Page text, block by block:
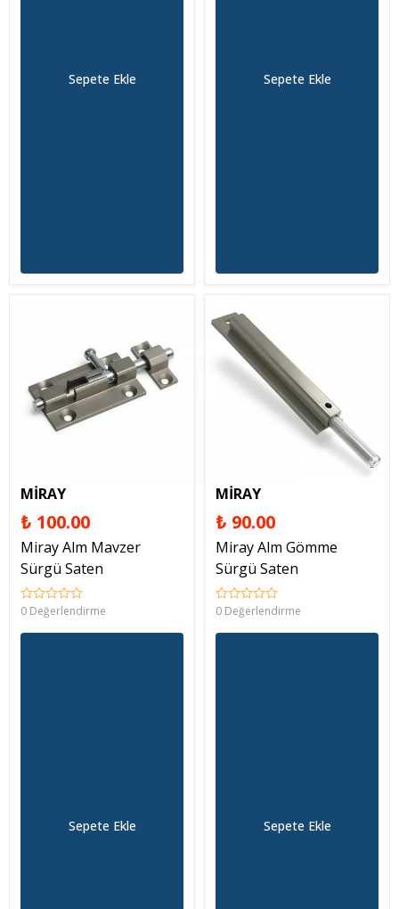
Sepete Ekle Sepete Ekle
MİRAY
₺ 100.00
Miray Alm Mavzer
Sürgü Saten
0 Değerlendirme
Sepete Ekle
MİRAY
₺ 90.00
Miray Alm Gömme
Sürgü Saten
0 Değerlendirme
Sepete Ekle